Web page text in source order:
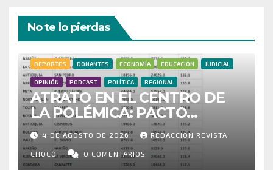
No te lo pierdas
DEPORTES DONANTES ECONOMÍA EDUCACIÓN JUDICIAL
OPINIÓN PODCAST POLÍTICA REGIONAL
ATRATO EN EL CENTRO DE
LA POLÉMICA: PACTO
HISTÓRICO CUESTIONA
CENSO ELECTORAL Y PIDE
INVESTIGAR PRESUNTO
4 DE AGOSTO DE 2026 REDACCIÓN REVISTA
CHOCÓ 0 COMENTARIOS